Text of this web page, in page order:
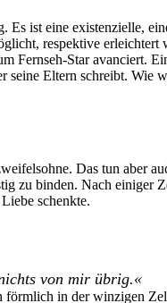
ist eine existenzielle,
respektive erleichtert
Fernseh-Star avanciert.
seine Eltern schreibt. Wie
Das tun aber
zu binden. Nach einiger
schenkte.
von mir übrig.«
förmlich in der winzigen